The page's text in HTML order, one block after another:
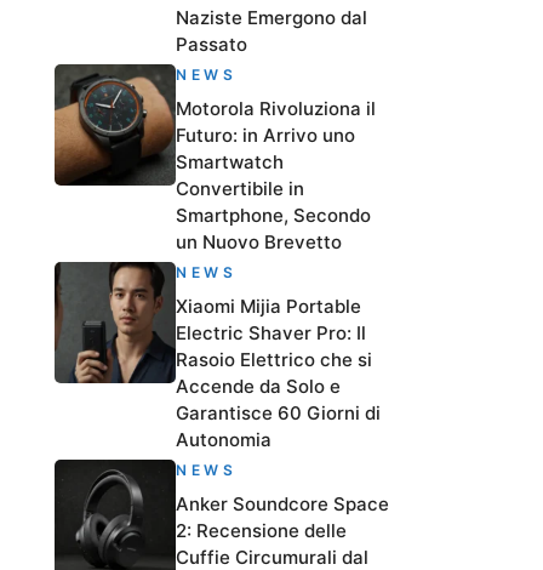
Naziste Emergono dal
Passato
NEWS
Motorola Rivoluziona il
Futuro: in Arrivo uno
Smartwatch
Convertibile in
Smartphone, Secondo
un Nuovo Brevetto
NEWS
Xiaomi Mijia Portable
Electric Shaver Pro: Il
Rasoio Elettrico che si
Accende da Solo e
Garantisce 60 Giorni di
Autonomia
NEWS
Anker Soundcore Space
2: Recensione delle
Cuffie Circumurali dal